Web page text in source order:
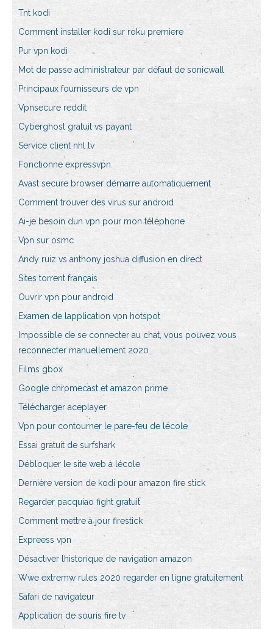
Tnt kodi
Comment installer kodi sur roku premiere
Pur vpn kodi
Mot de passe administrateur par défaut de sonicwall
Principaux fournisseurs de vpn
Vpnsecure reddit
Cyberghost gratuit vs payant
Service client nhl tv
Fonctionne expressvpn
Avast secure browser démarre automatiquement
Comment trouver des virus sur android
Ai-je besoin dun vpn pour mon téléphone
Vpn sur osmc
Andy ruiz vs anthony joshua diffusion en direct
Sites torrent français
Ouvrir vpn pour android
Examen de lapplication vpn hotspot
Impossible de se connecter au chat, vous pouvez vous
reconnecter manuellement 2020
Films gbox
Google chromecast et amazon prime
Télécharger aceplayer
Vpn pour contourner le pare-feu de lécole
Essai gratuit de surfshark
Débloquer le site web à lécole
Dernière version de kodi pour amazon fire stick
Regarder pacquiao fight gratuit
Comment mettre à jour firestick
Expreess vpn
Désactiver lhistorique de navigation amazon
Wwe extremw rules 2020 regarder en ligne gratuitement
Safari de navigateur
Application de souris fire tv